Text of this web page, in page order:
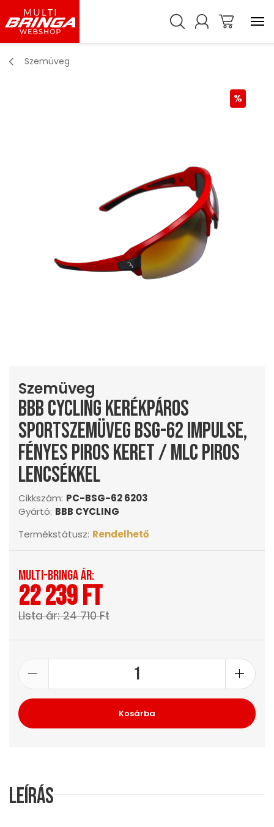
Szemüveg
Szemüveg
BBB Cycling kerékpáros
sportszemüveg BSG-62 Impulse,
fényes piros keret / MLC piros
lencsékkel
Cikkszám: PC-BSG-62 6203
Gyártó: BBB CYCLING
Termékstátusz: Rendelhető
Multi-Bringa ár:
22 239 Ft
Lista ár: 24 710 Ft
Kosárba
Leírás